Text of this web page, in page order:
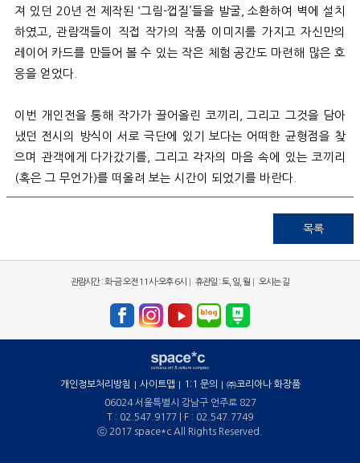
져 있던 20 년 전 제작된 ‘그림-껍질 ’들을 발굴 ,소환하여 벽에 설치
하였고 ,관람객들이 직접 작가의 작품 이미지를 가지고 자신만의
레이어 카드를 만들어 볼 수 있는 작은 체험 공간도 마련해 많은 호
응을 얻었다
이번 개인전을 통해 작가가 끌어올린 코끼리
그리고 그것을 담아
냈던 전시의 방식이 서로 극단에 있기 보다는 어떠한 균형점을 찾
으며 관객에게 다가갔기를
그리고 각자의 마음 속에 있는 코끼리
(혹은 그 무언가)를 떠올려 보는 시간이 되었기를 바란다
목록
관람시간 : 화-금 오전 11시-오후 6시 휴관일 : 토, 일, 월 오시는 길
개인정보처리방침 사이트맵 1:1 문의
㈜코리아나 화장품
06024 서울특별시 강남구 언주로 827
T : 02.547.9177 | F : 02.547.7749
ⓒ 2017 space*c All Rights Reserved.